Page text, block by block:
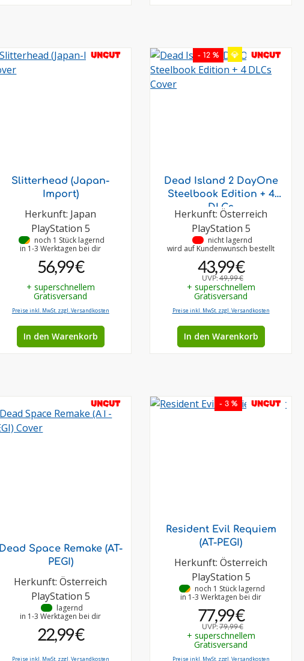
UNCUT
Slitterhead (Japan-
Import)
Herkunft: Japan
PlayStation 5
•
noch 1 Stück lagernd
in 1-3 Werktagen bei dir
56,99 €
+ superschnellem
Gratisversand
Preise inkl. MwSt. zzgl. Versandkosten
In den Warenkorb
- 12 % 💎 UNCUT
Dead Island 2 DayOne
Steelbook Edition + 4
DLCs
Herkunft: Österreich
PlayStation 5
nicht lagernd
wird auf Kundenwunsch bestellt
43,99 €
UVP:49,99 €
+ superschnellem
Gratisversand
Preise inkl. MwSt. zzgl. Versandkosten
In den Warenkorb
UNCUT
Dead Space Remake (AT-
PEGI)
Herkunft: Österreich
PlayStation 5
lagernd
in 1-3 Werktagen bei dir
22,99 €
Preise inkl. MwSt. zzgl. Versandkosten
- 3 % UNCUT
Resident Evil Requiem
(AT-PEGI)
Herkunft: Österreich
PlayStation 5
•
noch 1 Stück lagernd
in 1-3 Werktagen bei dir
77,99 €
UVP:79,99 €
+ superschnellem
Gratisversand
Preise inkl. MwSt. zzgl. Versandkosten